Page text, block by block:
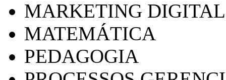
MARKETING DIGITAL
MATEMÁTICA
PEDAGOGIA